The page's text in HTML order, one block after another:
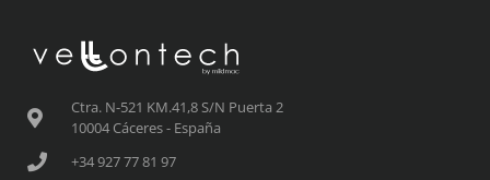
Ctra. N-521 KM.41,8 S/N Puerta 2
10004 Cáceres - España
+34 927 77 81 97